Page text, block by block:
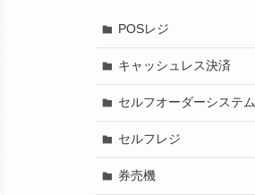
POSレジ
キャッシュレス決済
セルフオーダーシステム
セルフレジ
券売機